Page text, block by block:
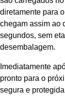
diretamente para
chegam assim ao
segundos, sem
desembalagem.
Imediatamente
pronto para o
segura e